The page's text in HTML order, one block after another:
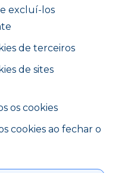
excluí-los
de terceiros
de sites
os cookies
cookies ao fechar o